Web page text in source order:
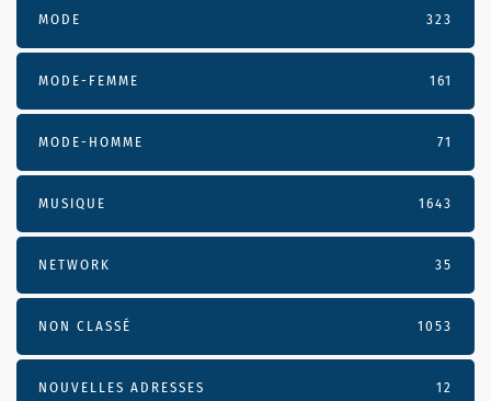
MODE 323
MODE-FEMME 161
MODE-HOMME 71
MUSIQUE 1643
NETWORK 35
NON CLASSÉ 1053
NOUVELLES ADRESSES 12